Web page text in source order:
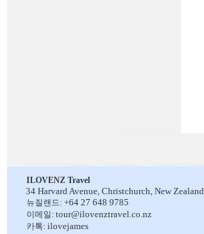
ILOVENZ Travel
34 Harvard Avenue, Christchurch, New Zealand
뉴질랜드: +64 27 648 9785
이메일: tour@ilovenztravel.co.nz
카톡: ilovejames